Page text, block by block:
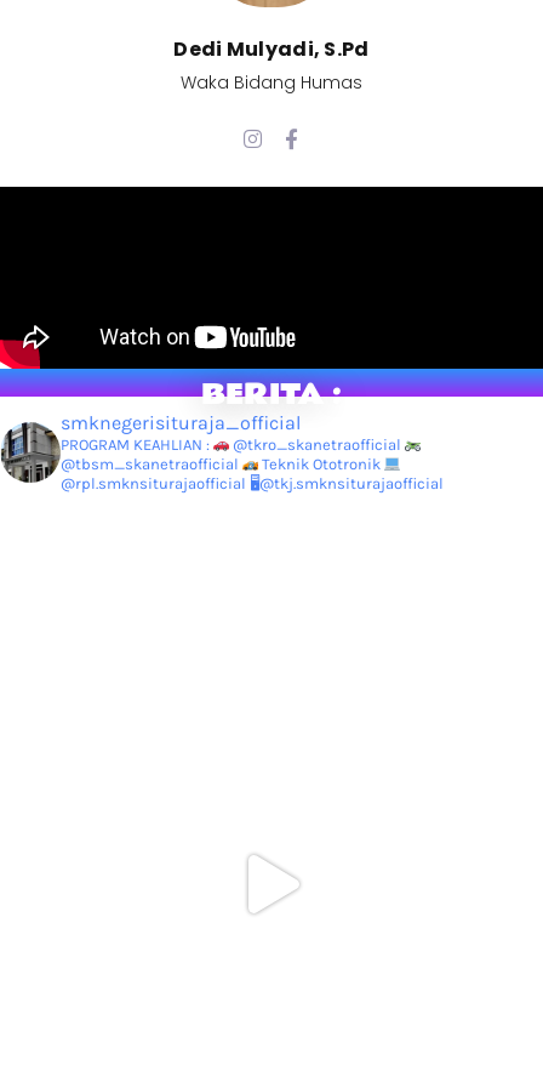
Dedi Mulyadi, S.Pd​
Waka Bidang Humas
BERITA :
smknegerisituraja_official
PROGRAM KEAHLIAN :
@tkro_skanetraofficial
@tbsm_skanetraofficial
Teknik Ototronik
@rpl.smknsiturajaofficial 🖥@tkj.smknsiturajaofficial